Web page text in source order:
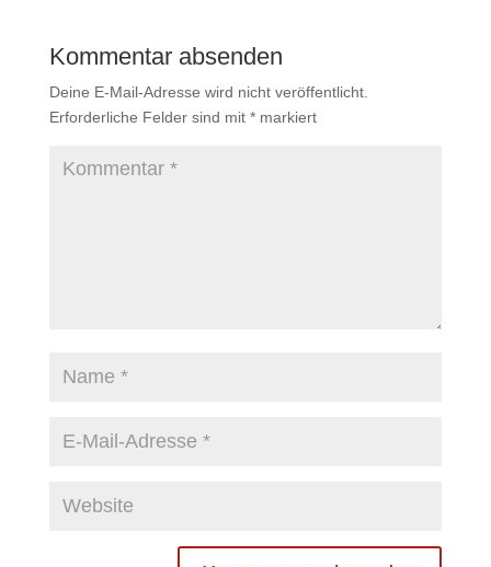
Kommentar absenden
Deine E-Mail-Adresse wird nicht veröffentlicht.
Erforderliche Felder sind mit *markiert